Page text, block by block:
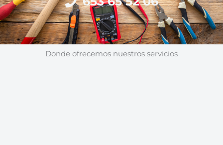
Donde ofrecemos nuestros servicios